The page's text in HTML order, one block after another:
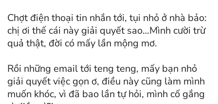
Chợt điện thoại tin nhắn tới, tụi nhỏ ở nhà bảo:
chị ơi thế cái này giải quyết sao…Mình cười trừ
quả thật, đời có mấy lần mộng mơ.
Rồi những email tới teng teng, mấy bạn nhỏ
giải quyết việc gọn ơ, điều này cũng làm mình
muốn khóc, vì đã bao lần tự hỏi, mình cố gắng